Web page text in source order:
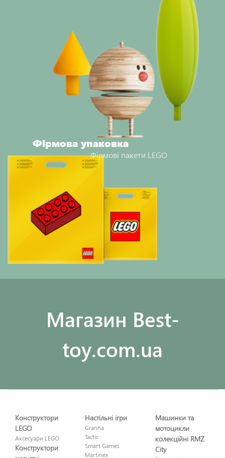
Фірмова упаковка
Фірмові пакети LEGO
Maгазин Best-
toy.com.ua
Конструктори
LEGO
Аксесуари LEGO
Конструктори
Настільні ігри
Granna
Tactic
Smart Games
Martinex
Машинки та
мотоцикли
колекційні RMZ
City